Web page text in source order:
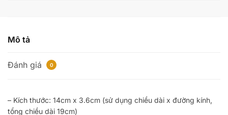
Mô tả
Đánh giá 0
– Kích thước: 14cm x 3.6cm (sử dụng chiều dài x đường kính,
tổng chiều dài 19cm)